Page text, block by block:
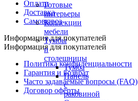
Готовые
интерьеры
Коллекции
мебели
Тумбы
и
столешницы
Тумба
Панель
с
раковиной
Оплата
Доставка
Самовывоз
Информация для покупателей
Информация для покупателей
Политика конфиденциальности
Гарантия и возврат
Часто задаваемые вопросы (FAQ)
Договор оферты